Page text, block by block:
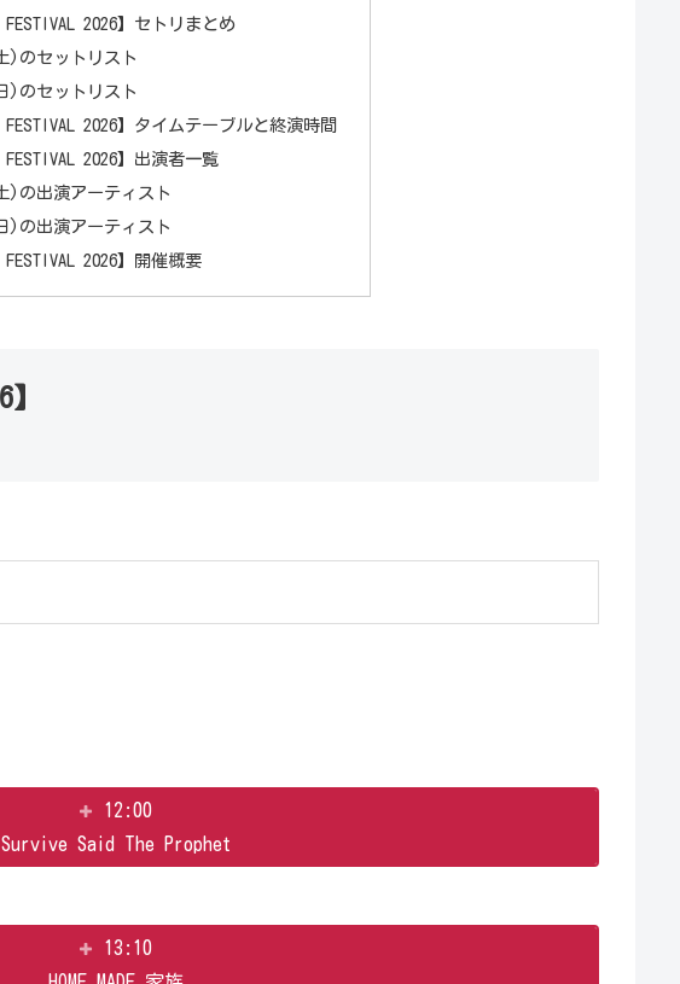
FESTIVAL 2026】セトリまとめ
)のセットリスト
)のセットリスト
FESTIVAL 2026】タイムテーブルと終演時間
FESTIVAL 2026】出演者一覧
)の出演アーティスト
)の出演アーティスト
FESTIVAL 2026】開催概要
12:00
Survive Said The Prophet
13:10